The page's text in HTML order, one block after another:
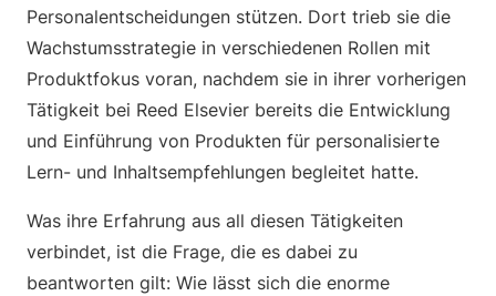
Personalentscheidungen stützen. Dort trieb sie die
Wachstumsstrategie in verschiedenen Rollen mit
Produktfokus voran, nachdem sie in ihrer vorherigen
Tätigkeit bei Reed Elsevier bereits die Entwicklung
und Einführung von Produkten für personalisierte
Lern- und Inhaltsempfehlungen begleitet hatte.
Was ihre Erfahrung aus all diesen Tätigkeiten
verbindet, ist die Frage, die es dabei zu
beantworten gilt: Wie lässt sich die enorme